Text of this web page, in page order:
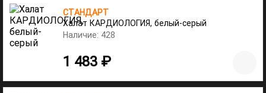
СТАНДАРТ
Халат КАРДИОЛОГИЯ, белый-серый
Наличие: 428
1 483 ₽